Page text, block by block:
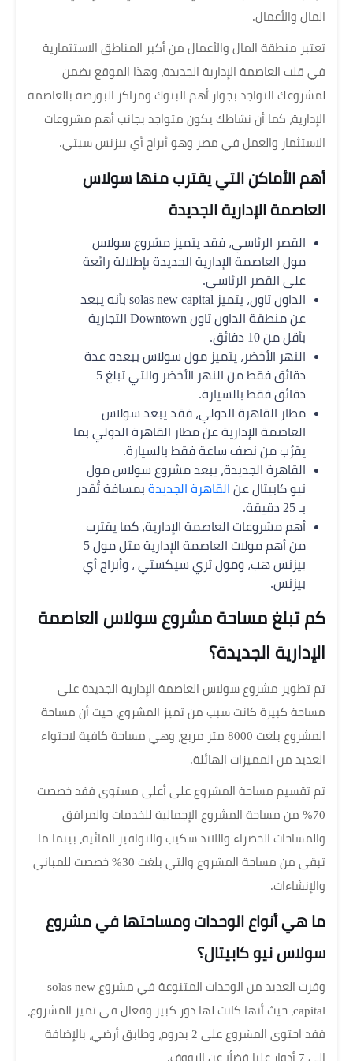
المال والأعمال.
تعتبر منطقة المال والأعمال من أكبر المناطق الاستثمارية
في قلب العاصمة الإدارية الجديدة، وهذا الموقع يضمن
لمشروعك التواجد بجوار أهم البنوك ومراكز البورصة بالعاصمة
الإدارية، كما أن نشاطك يكون متواجد بجانب أهم مشروعات
الاستثمار والعمل في مصر وهو أبراج أي بيزنس سيتي.
أهم الأماكن التي يقترب منها سولاس
العاصمة الإدارية الجديدة
القصر الرئاسي، فقد يتميز مشروع سولاس
مول العاصمة الإدارية الجديدة بإطلالة رائعة
على القصر الرئاسي.
الداون تاون، يتميز solas new capital بأنه يبعد
عن منطقة الداون تاون Downtown التجارية
بأقل من 10 دقائق.
النهر الأخضر، يتميز مول سولاس ببعده عدة
دقائق فقط من النهر الأخضر والتي تبلغ 5
دقائق فقط بالسيارة.
مطار القاهرة الدولي، فقد يبعد سولاس
العاصمة الإدارية عن مطار القاهرة الدولي بما
يقرُب من نصف ساعة فقط بالسيارة.
القاهرة الجديدة، يبعد مشروع سولاس مول
نيو كابيتال عن القاهرة الجديدة بمسافة تُقدر
بـ 25 دقيقة.
أهم مشروعات العاصمة الإدارية، كما يقترب
من أهم مولات العاصمة الإدارية مثل مول 5
بيزنس هب، ومول ثري سيكستي ، وأبراج أي
بيزنس.
كم تبلغ مساحة مشروع سولاس العاصمة
الإدارية الجديدة؟
تم تطوير مشروع سولاس العاصمة الإدارية الجديدة على
مساحة كبيرة كانت سبب من تميز المشروع، حيث أن مساحة
المشروع بلغت 8000 متر مربع، وهي مساحة كافية لاحتواء
العديد من المميزات الهائلة.
تم تقسيم مساحة المشروع على أعلى مستوى فقد خصصت
70% من مساحة المشروع الإجمالية للخدمات والمرافق
والمساحات الخضراء واللاند سكيب والنوافير المائية، بينما ما
تبقى من مساحة المشروع والتي بلغت 30% خصصت للمباني
والإنشاءات.
ما هي أنواع الوحدات ومساحتها في مشروع
سولاس نيو كابيتال؟
وفرت العديد من الوحدات المتنوعة في مشروع solas new
capital، حيث أنها كانت لها دور كبير وفعال في تميز المشروع،
فقد احتوى المشروع على 2 بدروم، وطابق أرضي، بالإضافة
إلى 7 أدوار عليا فضلُا عن الرووف.